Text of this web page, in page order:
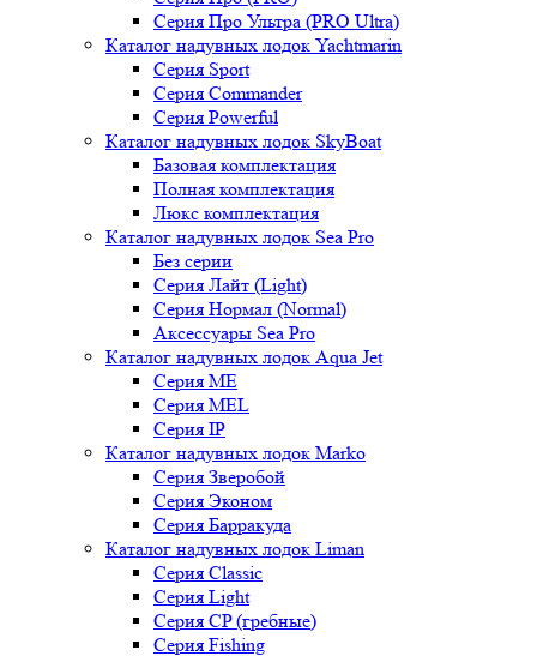
Серия Про Ультра (PRO Ultra)
Каталог надувных лодок Yachtmarin
Серия Sport
Серия Commander
Серия Powerful
Каталог надувных лодок SkyBoat
Базовая комплектация
Полная комплектация
Люкс комплектация
Каталог надувных лодок Sea Pro
Без серии
Серия Лайт (Light)
Серия Нормал (Normal)
Аксессуары Sea Pro
Каталог надувных лодок Aqua Jet
Серия ME
Серия MEL
Серия IP
Каталог надувных лодок Marko
Серия Зверобой
Серия Эконом
Серия Барракуда
Каталог надувных лодок Liman
Серия Classic
Серия Light
Серия CP (гребные)
Серия Fishing